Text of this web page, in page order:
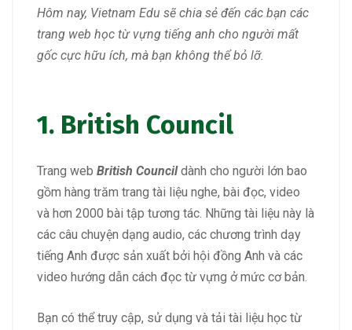
Hôm nay, Vietnam Edu sẽ chia sẻ đến các bạn các
trang web học từ vựng tiếng anh cho người mất
gốc cực hữu ích, mà bạn không thể bỏ lỡ.
1. British Council
Trang web British Councildành cho người lớn bao
gồm hàng trăm trang tài liệu nghe, bài đọc, video
và hơn 2000 bài tập tương tác. Những tài liệu này là
các câu chuyện dạng audio, các chương trình dạy
tiếng Anh được sản xuất bởi hội đồng Anh và các
video hướng dẫn cách đọc từ vựng ở mức cơ bản.
Bạn có thể truy cập, sử dụng và tải tài liệu học từ